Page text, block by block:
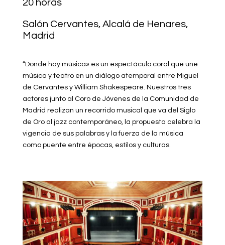
20 horas
Salón Cervantes, Alcalá de Henares,
Madrid
“Donde hay música» es un espectáculo coral que une
música y teatro en un diálogo atemporal entre Miguel
de Cervantes y William Shakespeare. Nuestros tres
actores junto al Coro de Jóvenes de la Comunidad de
Madrid realizan un recorrido musical que va del Siglo
de Oro al jazz contemporáneo, la propuesta celebra la
vigencia de sus palabras y la fuerza de la música
como puente entre épocas, estilos y culturas.